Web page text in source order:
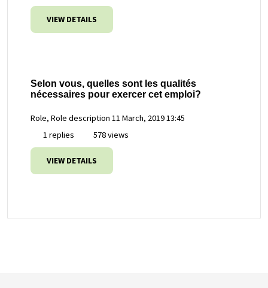
VIEW DETAILS
Selon vous, quelles sont les qualités
nécessaires pour exercer cet emploi?
Role, Role description 11 March, 2019 13:45
1 replies
578 views
VIEW DETAILS